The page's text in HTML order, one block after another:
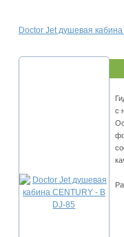
Doctor Jet душевая
с